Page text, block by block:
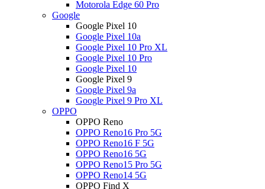
Motorola Edge 60 Pro
Google
Google Pixel 10
Google Pixel 10a
Google Pixel 10 Pro XL
Google Pixel 10 Pro
Google Pixel 10
Google Pixel 9
Google Pixel 9a
Google Pixel 9 Pro XL
OPPO
OPPO Reno
OPPO Reno16 Pro 5G
OPPO Reno16 F 5G
OPPO Reno16 5G
OPPO Reno15 Pro 5G
OPPO Reno14 5G
OPPO Find X